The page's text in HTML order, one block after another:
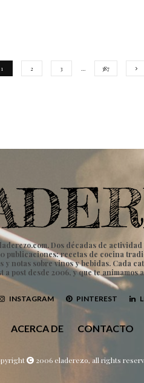
1 2 3 387
Dos décadas de
publicaciones: recetas de cocina
notas sobre vinos y bebidas. Cada
a post desde 2006, y que te animamos
INSTAGRAM PINTEREST
ACERCA DE CONTACTO
2006 eladerezo, all rights